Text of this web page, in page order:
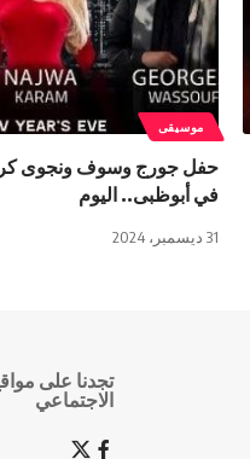
موسيقى
حفل جورج وسوف ونجوى
في أبوظبى.. اليوم
31 ديسمبر، 2024
تجدنا على
الاجتماعي